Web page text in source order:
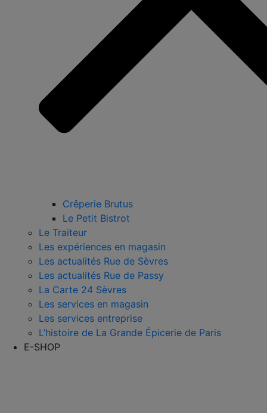
Crêperie Brutus
Le Petit Bistrot
Le Traiteur
Les expériences en magasin
Les actualités Rue de Sèvres
Les actualités Rue de Passy
La Carte 24 Sèvres
Les services en magasin
Les services entreprise
L’histoire de La Grande Épicerie de Paris
E-SHOP